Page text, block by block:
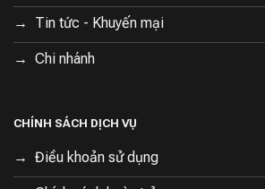
Tin tức - Khuyến mại
Chi nhánh
CHÍNH SÁCH DỊCH VỤ
Điều khoản sử dụng